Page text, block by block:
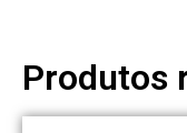
Produtos